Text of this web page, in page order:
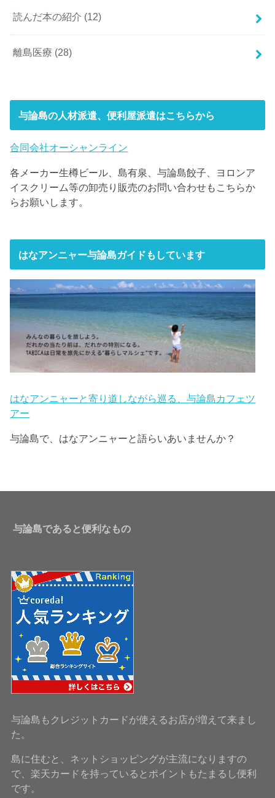
読んだ本の紹介 (12)
離島医療 (28)
与論島の人材派遣、便利屋派遣はこちらから
合同会社オーシャンライン
各メーカー生樽ビール、島有泉、与論島餃子、ヨロンア
イスクリーム等の卸売り販売のお問い合わせもこちらか
らお願いします。
はなアンニャー与論島ガイドもしています
はなアンニャーと寄り道しながら巡る、与論島カフェツ
アー
与論島で、はなアンニャーと語らいあいませんか？
与論島であると便利なもの
与論島もクレジットカードが使えるお店が増えて来まし
た。
島に住むと、ネットショッピングが主流になりますの
で、楽天カードを持っているとポイントもたまるし便利
です。